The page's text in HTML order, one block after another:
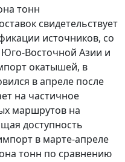
тонн
свидетельствует
источников, со
Восточной Азии и
окатышей, в
в апреле после
на частичное
маршрутов на
доступность
в марте-апреле
тонн по сравнению